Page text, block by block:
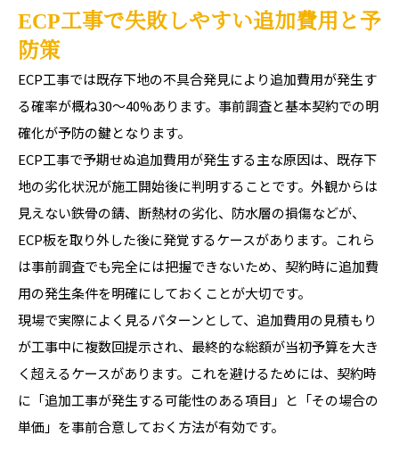
ECP工事で失敗しやすい追加費用と予
防策
ECP工事では既存下地の不具合発見により追加費用が発生す
る確率が概ね30〜40%あります。事前調査と基本契約での明
確化が予防の鍵となります。
ECP工事で予期せぬ追加費用が発生する主な原因は、既存下
地の劣化状況が施工開始後に判明することです。外観からは
見えない鉄骨の錆、断熱材の劣化、防水層の損傷などが、
ECP板を取り外した後に発覚するケースがあります。これら
は事前調査でも完全には把握できないため、契約時に追加費
用の発生条件を明確にしておくことが大切です。
現場で実際によく見るパターンとして、追加費用の見積もり
が工事中に複数回提示され、最終的な総額が当初予算を大き
く超えるケースがあります。これを避けるためには、契約時
に「追加工事が発生する可能性のある項目」と「その場合の
単価」を事前合意しておく方法が有効です。